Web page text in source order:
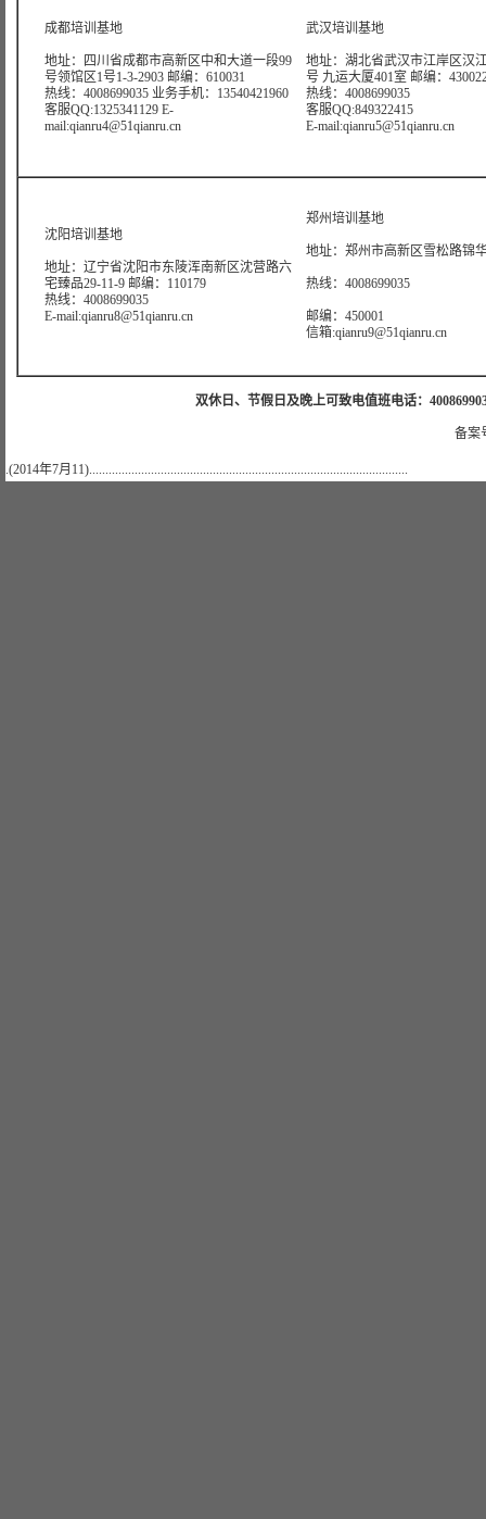
成都培训基地
地址：四川省成都市高新区中和大道一段99
号领馆区1号1-3-2903 邮编：610031
热线：4008699035 业务手机：13540421960
客服QQ:1325341129 E-
mail:qianru4@51qianru.cn
武汉培训基地
地址：湖北省武汉市江岸区汉
号 九运大厦401室 邮编：
热线：4008699035
客服QQ:849322415
E-mail:qianru5@51qianru.cn
沈阳培训基地
地址：辽宁省沈阳市东陵浑南新区沈营路六
宅臻品29-11-9 邮编：110179
热线：4008699035
E-mail:qianru8@51qianru.cn
郑州培训基地
地址：郑州市高新区雪松路锦
热线：4008699035
邮编：450001
信箱:qianru9@51qianru.cn
双休日、节假日及晚上可致电值班电话：
备案
.(2014年7月11)..................................................................................................